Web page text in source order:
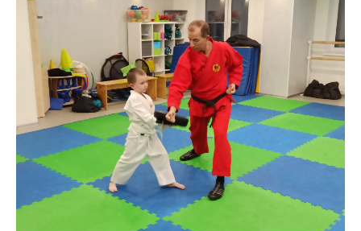
ул. Меркурьева, д. 7
ТЦ "Парнас", 5 этаж
ул.
Кораблестроителей,
д.16, корп.2